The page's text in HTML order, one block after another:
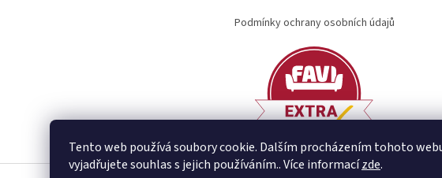
Tento web používá soubory cookie. Dalším procházením tohoto
vyjadřujete souhlas s jejich používáním.. Více informacízde.
Podmínky ochrany osobních údajů